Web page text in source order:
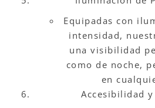
Equipadas con
intensidad,
una visibilidad
como de noche,
en
Accesibilidad